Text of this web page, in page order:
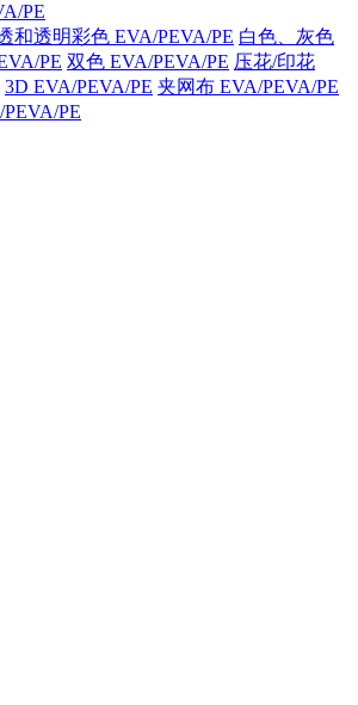
PE
和透明彩色 EVA/PEVA/PE 白色、灰色
PE 双色 EVA/PEVA/PE 压花/印花
3D EVA/PEVA/PE 夹网布 EVA/PEVA/PE
PE